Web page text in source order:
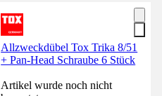
Allzweckdübel Tox Trika 8/51
+ Pan-Head Schraube 6 Stück
Artikel wurde noch nicht